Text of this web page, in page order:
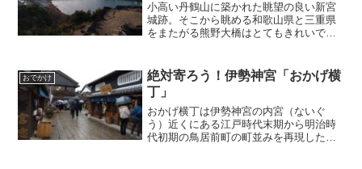
小高い丹鶴山に築かれた眺望の良い新宮
城跡。そこから眺める和歌山県と三重県
をまたがる熊野大橋はとてもきれいで
すく、ちょっと時間があるときにお勧め
のスポットです！
おでかけ
絶対寄ろう！伊勢神宮「おかげ横
丁」
おかげ横丁は伊勢神宮の内宮（ないぐ
う）近くにある江戸時代末期から明治時
代初期の鳥居前町の町並みを再現した観